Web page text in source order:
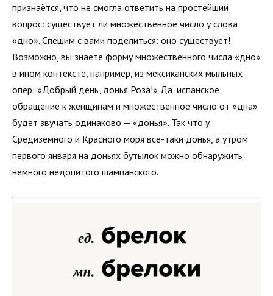
признаётся , что не смогла ответить на простейший
вопрос: существует ли множественное число у слова
«дно». Спешим с вами поделиться: оно существует!
Возможно, вы знаете форму множественного числа «дно»
в ином контексте, например, из мексиканских мыльных
опер: «Добрый день, донья Роза!» Да, испанское
обращение к женщинам и множественное число от «дна»
будет звучать одинаково — «донья». Так что у
Средиземного и Красного моря всё-таки донья, а утром
первого января на доньях бутылок можно обнаружить
немного недопитого шампанского.